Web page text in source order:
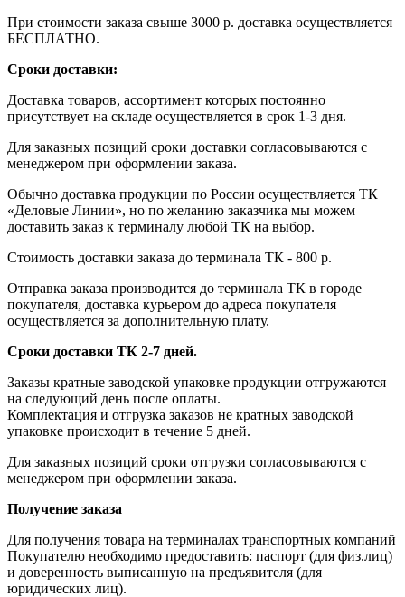
При стоимости заказа свыше 3000 р. доставка осуществляется
БЕСПЛАТНО.
Сроки доставки:
Доставка товаров, ассортимент которых постоянно
присутствует на складе осуществляется в срок 1-3 дня.
Для заказных позиций сроки доставки согласовываются с
менеджером при оформлении заказа.
Обычно доставка продукции по России осуществляется ТК
«Деловые Линии», но по желанию заказчика мы можем
доставить заказ к терминалу любой ТК на выбор.
Стоимость доставки заказа до терминала ТК - 800 р.
Отправка заказа производится до терминала ТК в городе
покупателя, доставка курьером до адреса покупателя
осуществляется за дополнительную плату.
Сроки доставки ТК 2-7 дней.
Заказы кратные заводской упаковке продукции отгружаются
на следующий день после оплаты.
Комплектация и отгрузка заказов не кратных заводской
упаковке происходит в течение 5 дней.
Для заказных позиций сроки отгрузки согласовываются с
менеджером при оформлении заказа.
Получение заказа
Для получения товара на терминалах транспортных компаний
Покупателю необходимо предоставить: паспорт (для физ.лиц)
и доверенность выписанную на предъявителя (для
юридических лиц).